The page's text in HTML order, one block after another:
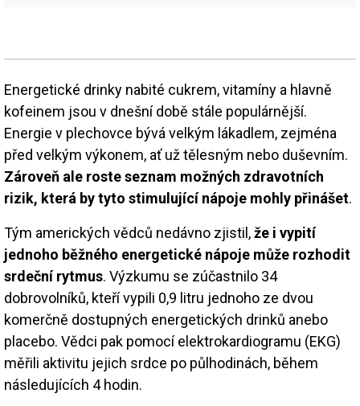
Energetické drinky nabité cukrem, vitamíny a hlavně
kofeinem jsou v dnešní době stále populárnější.
Energie v plechovce bývá velkým lákadlem, zejména
před velkým výkonem, ať už tělesným nebo duševním.
Zároveň ale roste seznam možných zdravotních
rizik, která by tyto stimulující nápoje mohly přinášet.
Tým amerických vědců nedávno zjistil,že i vypití
jednoho běžného energetické nápoje může rozhodit
srdeční rytmus. Výzkumu se zúčastnilo 34
dobrovolníků, kteří vypili 0,9 litru jednoho ze dvou
komerčně dostupných energetických drinků anebo
placebo. Vědci pak pomocí elektrokardiogramu (EKG)
měřili aktivitu jejich srdce po půlhodinách, během
následujících 4 hodin.